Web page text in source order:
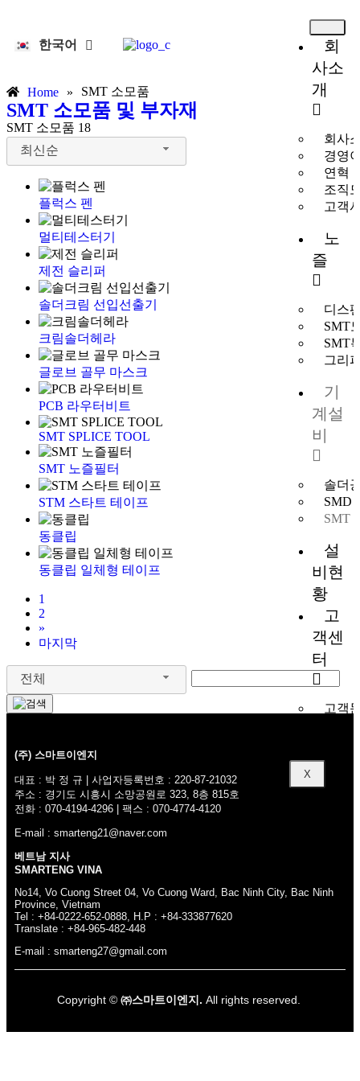
회
사소
개
회사
경영
연혁
조직
고객
노
즐
디스
SMT
SMT
그리
기
계설
비
솔더
SMD
SMT
설
비현
황
고
객센
터
고객
X
한국어
English
Home » SMT 소모품
SMT 소모품 및 부자재
SMT 소모품 18
최신순
플럭스 펜
멀티테스터기
제전 슬리퍼
솔더크림 선입선출기
크림솔더헤라
글로브 골무 마스크
PCB 라우터비트
SMT SPLICE TOOL
SMT 노즐필터
STM 스타트 테이프
동클립
동클립 일체형 테이프
1
2
»
마지막
전체
(주) 스마트이엔지
대표 : 박 정 규 | 사업자등록번호 : 220-87-21032
주소 : 경기도 시흥시 소망공원로 323, 8층 815호
전화 : 070-4194-4296 | 팩스 : 070-4774-4120
E-mail : smarteng21@naver.com
베트남 지사
SMARTENG VINA
No14, Vo Cuong Street 04, Vo Cuong Ward, Bac Ninh City, Bac Ninh
Province, Vietnam
Tel : +84-0222-652-0888, H.P : +84-333877620
Translate : +84-965-482-448
E-mail : smarteng27@gmail.com
Copyright © ㈜스마트이엔지. All rights reserved.